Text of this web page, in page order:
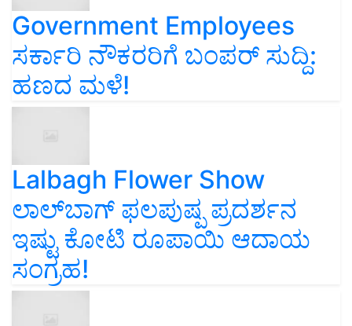
Government Employees
ಸರ್ಕಾರಿ ನೌಕರರಿಗೆ ಬಂಪರ್‌ ಸುದ್ದಿ:
ಹಣದ ಮಳೆ!
Lalbagh Flower Show
ಲಾಲ್‌ಬಾಗ್ ಫಲಪುಷ್ಪ ಪ್ರದರ್ಶನ
ಇಷ್ಟು ಕೋಟಿ ರೂಪಾಯಿ ಆದಾಯ
ಸಂಗ್ರಹ!